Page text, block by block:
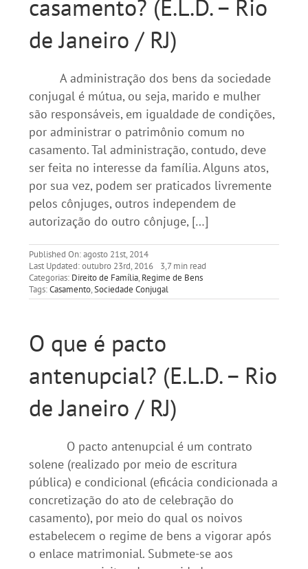
casamento? (E.L.D. – Rio
de Janeiro / RJ)
A administração dos bens da sociedade
conjugal é mútua, ou seja, marido e mulher
são responsáveis, em igualdade de condições,
por administrar o patrimônio comum no
casamento. Tal administração, contudo, deve
ser feita no interesse da família. Alguns atos,
por sua vez, podem ser praticados livremente
pelos cônjuges, outros independem de
autorização do outro cônjuge, […]
Published On: agosto 21st, 2014
Last Updated: outubro 23rd, 2016
3,7 min read
Categorias: Direito de Família, Regime de Bens
Tags:Casamento,Sociedade Conjugal
O que é pacto
antenupcial? (E.L.D. – Rio
de Janeiro / RJ)
O pacto antenupcial é um contrato
solene (realizado por meio de escritura
pública) e condicional (eficácia condicionada a
concretização do ato de celebração do
casamento), por meio do qual os noivos
estabelecem o regime de bens a vigorar após
o enlace matrimonial. Submete-se aos